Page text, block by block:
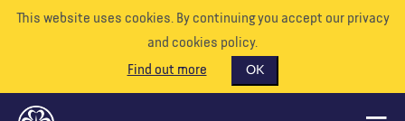
This website uses cookies. By continuing you accept our privacy
and cookies policy.
Find out more
OK